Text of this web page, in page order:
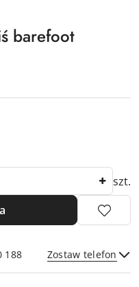
barefoot
szt.
188 Zostaw telefon